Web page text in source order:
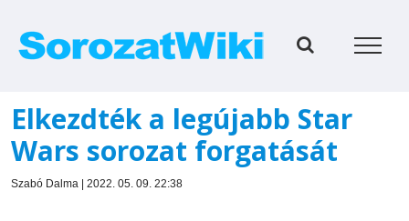
Elkezdték a legújabb Star
Wars sorozat forgatását
Szabó Dalma | 2022. 05. 09. 22:38